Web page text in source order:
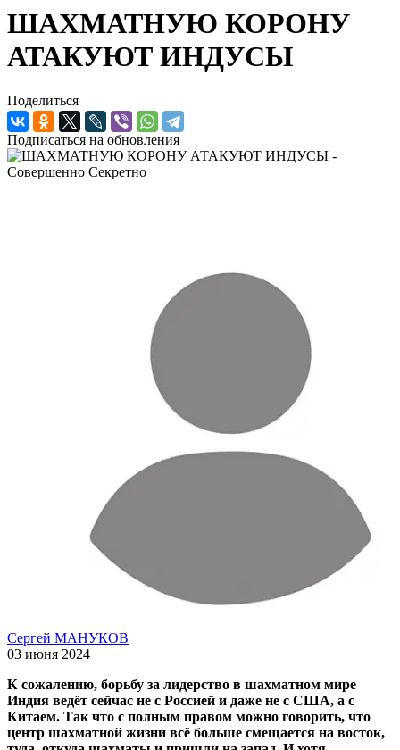
ШАХМАТНУЮ КОРОНУ
АТАКУЮТ ИНДУСЫ
Поделиться
Подписаться на обновления
Сергей МАНУКОВ
03 июня 2024
К сожалению, борьбу за лидерство в шахматном мире
Индия ведёт сейчас не с Россией и даже не с США, а с
Китаем. Так что с полным правом можно говорить, что
центр шахматной жизни всё больше смещается на восток,